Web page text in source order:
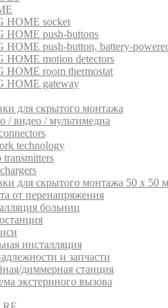
HOME socket
HOME push-buttons
HOME push-button, battery-
HOME motion detectors
HOME room thermostat
HOME gateway
для скрытого монтажа
/ видео / мультимедиа
technology
transmitters
для скрытого монтажа 50 x 50
от перенапряжения
больниц
инсталляция
и запчасти
диммерная станция
экстернного вызова